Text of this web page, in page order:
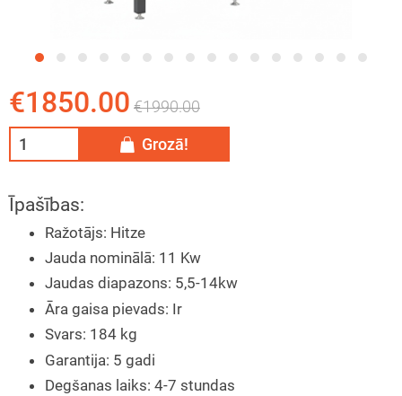
€1850.00 €1990.00
Grozā!
Īpašības:
Ražotājs: Hitze
Jauda nominālā: 11 Kw
Jaudas diapazons: 5,5-14kw
Āra gaisa pievads: Ir
Svars: 184 kg
Garantija: 5 gadi
Degšanas laiks: 4-7 stundas